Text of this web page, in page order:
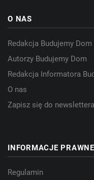
O NAS
Redakcja Budujemy Dom
Autorzy Budujemy Dom
Redakcja Informatora
O nas
Zapisz się do newslettera
INFORMACJE PRAWNE
Regulamin